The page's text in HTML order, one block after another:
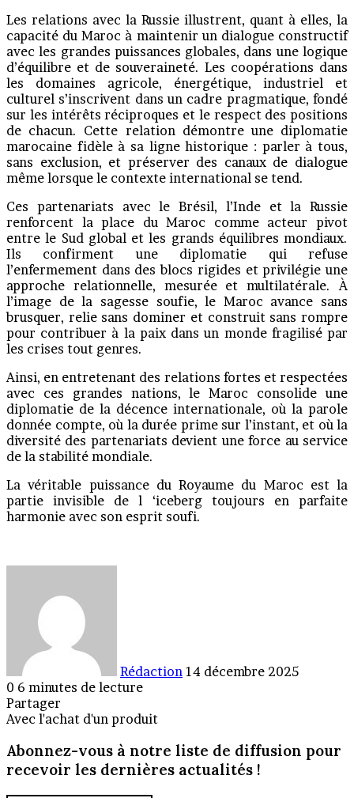
Les relations avec la Russie illustrent, quant à elles, la
capacité du Maroc à maintenir un dialogue constructif
avec les grandes puissances globales, dans une logique
d’équilibre et de souveraineté. Les coopérations dans
les domaines agricole, énergétique, industriel et
culturel s’inscrivent dans un cadre pragmatique, fondé
sur les intérêts réciproques et le respect des positions
de chacun. Cette relation démontre une diplomatie
marocaine fidèle à sa ligne historique : parler à tous,
sans exclusion, et préserver des canaux de dialogue
même lorsque le contexte international se tend.
Ces partenariats avec le Brésil, l’Inde et la Russie
renforcent la place du Maroc comme acteur pivot
entre le Sud global et les grands équilibres mondiaux.
Ils confirment une diplomatie qui refuse
l’enfermement dans des blocs rigides et privilégie une
approche relationnelle, mesurée et multilatérale. À
l’image de la sagesse soufie, le Maroc avance sans
brusquer, relie sans dominer et construit sans rompre
pour contribuer à la paix dans un monde fragilisé par
les crises tout genres.
Ainsi, en entretenant des relations fortes et respectées
avec ces grandes nations, le Maroc consolide une
diplomatie de la décence internationale, où la parole
donnée compte, où la durée prime sur l’instant, et où la
diversité des partenariats devient une force au service
de la stabilité mondiale.
La véritable puissance du Royaume du Maroc est la
partie invisible de l ‘iceberg toujours en parfaite
harmonie avec son esprit soufi.
Rédaction 14 décembre 2025
0 6 minutes de lecture
Partager
Facebook
X
Linkedin
Messenger
Messenger
WhatsApp
Telegram
Partager
email
Imprimer
Avec l'achat d'un produit
Abonnez-vous à notre liste de diffusion pour
recevoir les dernières actualités !